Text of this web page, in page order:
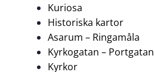
Kuriosa
Historiska kartor
Asarum – Ringamåla
Kyrkogatan – Portgatan
Kyrkor